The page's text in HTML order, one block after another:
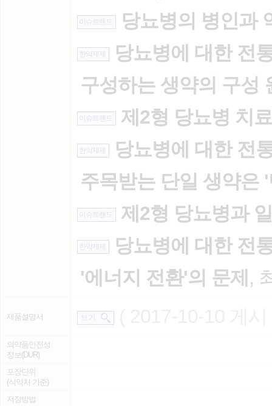
이슈트랜드 당뇨병의 병인과
한약제제
당뇨병에 대한 전
구성하는 생약의 구성
이슈트랜드 제2형 당뇨병 치
한약제제
당뇨병에 대한 전
주목받는 단일 생약은
이슈트랜드 제2형 당뇨병과
한약제제
당뇨병에 대한 전
'에너지 전환'의 문제 ,
제품설명서 보 기
의약품안전성
정보(DUR)
포장단위
(식약처 기준)
저장방법